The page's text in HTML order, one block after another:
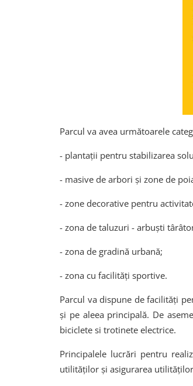
Parcul va avea următoarele
- plantații pentru stabilizarea
- masive de arbori și zone de
- zone decorative pentru
- zona de taluzuri - arbuști
- zona de gradină urbană;
- zona cu facilități sportive.
Parcul va dispune de facilități
și pe aleea principală. De
biciclete si trotinete electrice.
Principalele lucrări pentru
utilităților și asigurarea